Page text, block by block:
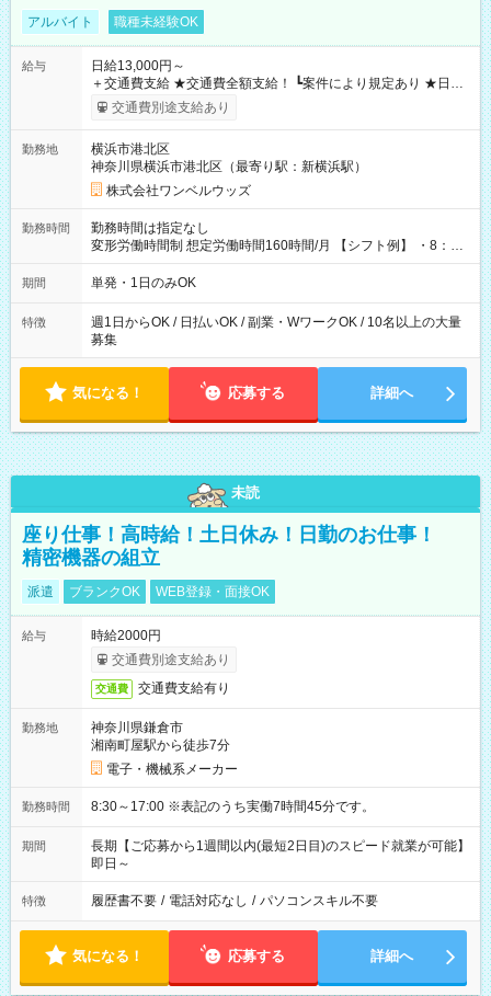
アルバイト 職種未経験OK
給与
日給13,000円～
＋交通費支給 ★交通費全額支給！ ┗案件により規定あり ★日払
いOK！（規定あり） ┗働いたその日に現金GET♪ お仕事後はコ
ンビニATMから 日払い分を引き落とせます！ 【試用期間】試
交通費別途支給あり
勤務地
横浜市港北区
神奈川県横浜市港北区（最寄り駅：新横浜駅）
株式会社ワンベルウッズ
勤務時間
勤務時間は指定なし
変形労働時間制 想定労働時間160時間/月 【シフト例】 ・8：00
～21：00
期間 単発・1日のみOK
特徴
週1日からOK / 日払いOK / 副業・WワークOK / 10名以上の大量
募集
気になる！ 応募する 詳細へ
未読
座り仕事！高時給！土日休み！日勤のお仕事！
精密機器の組立
派遣 ブランクOK WEB登録・面接OK
給与
時給2000円
交通費別途支給あり
交通費 交通費支給有り
勤務地
神奈川県鎌倉市
湘南町屋駅から徒歩7分
電子・機械系メーカー
勤務時間 8:30～17:00 ※表記のうち実働7時間45分です。
期間
長期【ご応募から1週間以内(最短2日目)のスピード就業が可能】
即日～
特徴 履歴書不要 / 電話対応なし / パソコンスキル不要
気になる！ 応募する 詳細へ